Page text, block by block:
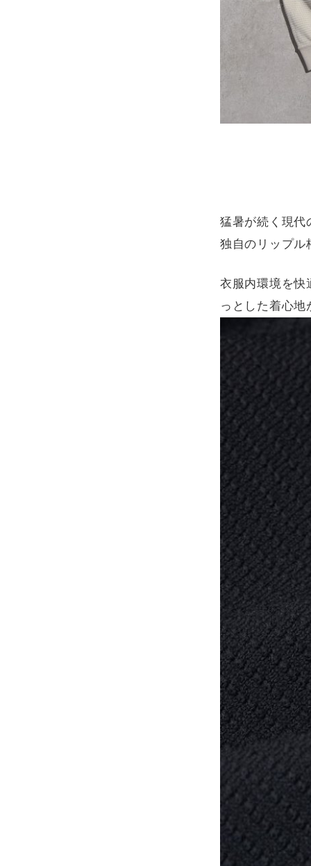
猛暑が続く現代
独自のリップル
衣服内環境を快
っとした着心地